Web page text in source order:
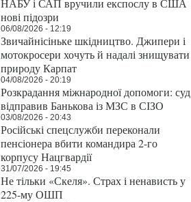
НАБУ і САП вручили експослу в США
нові підозри
06/08/2026 - 12:19
Звичайнісіньке шкідництво. Джипери і
мотокросери хочуть й надалі знищувати
природу Карпат
04/08/2026 - 20:19
Розкрадання міжнародної допомоги: суд
відправив Банькова із МЗС в СІЗО
03/08/2026 - 20:43
Російські спецслужби переконали
пенсіонера вбити командира 2-го
корпусу Нацгвардії
31/07/2026 - 19:45
Не тільки «Скеля». Страх і ненависть у
225-му ОШП